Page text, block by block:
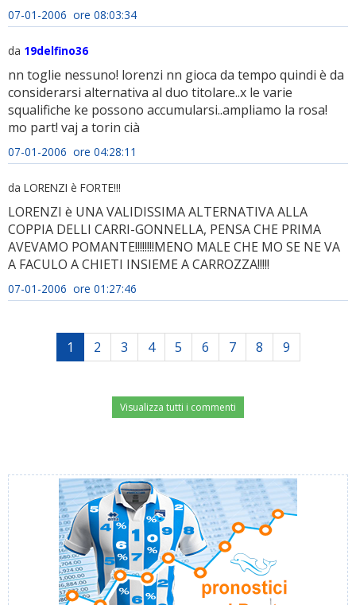
07-01-2006 ore 08:03:34
da 19delfino36
nn toglie nessuno! lorenzi nn gioca da tempo quindi è da
considerarsi alternativa al duo titolare..x le varie
squalifiche ke possono accumularsi..ampliamo la rosa!
mo part! vaj a torin cià
07-01-2006 ore 04:28:11
da LORENZI è FORTE!!!
LORENZI è UNA VALIDISSIMA ALTERNATIVA ALLA
COPPIA DELLI CARRI-GONNELLA, PENSA CHE PRIMA
AVEVAMO POMANTE!!!!!!!!MENO MALE CHE MO SE NE VA
A FACULO A CHIETI INSIEME A CARROZZA!!!!!
07-01-2006 ore 01:27:46
1 2 3 4 5 6 7 8 9
Visualizza tutti i commenti